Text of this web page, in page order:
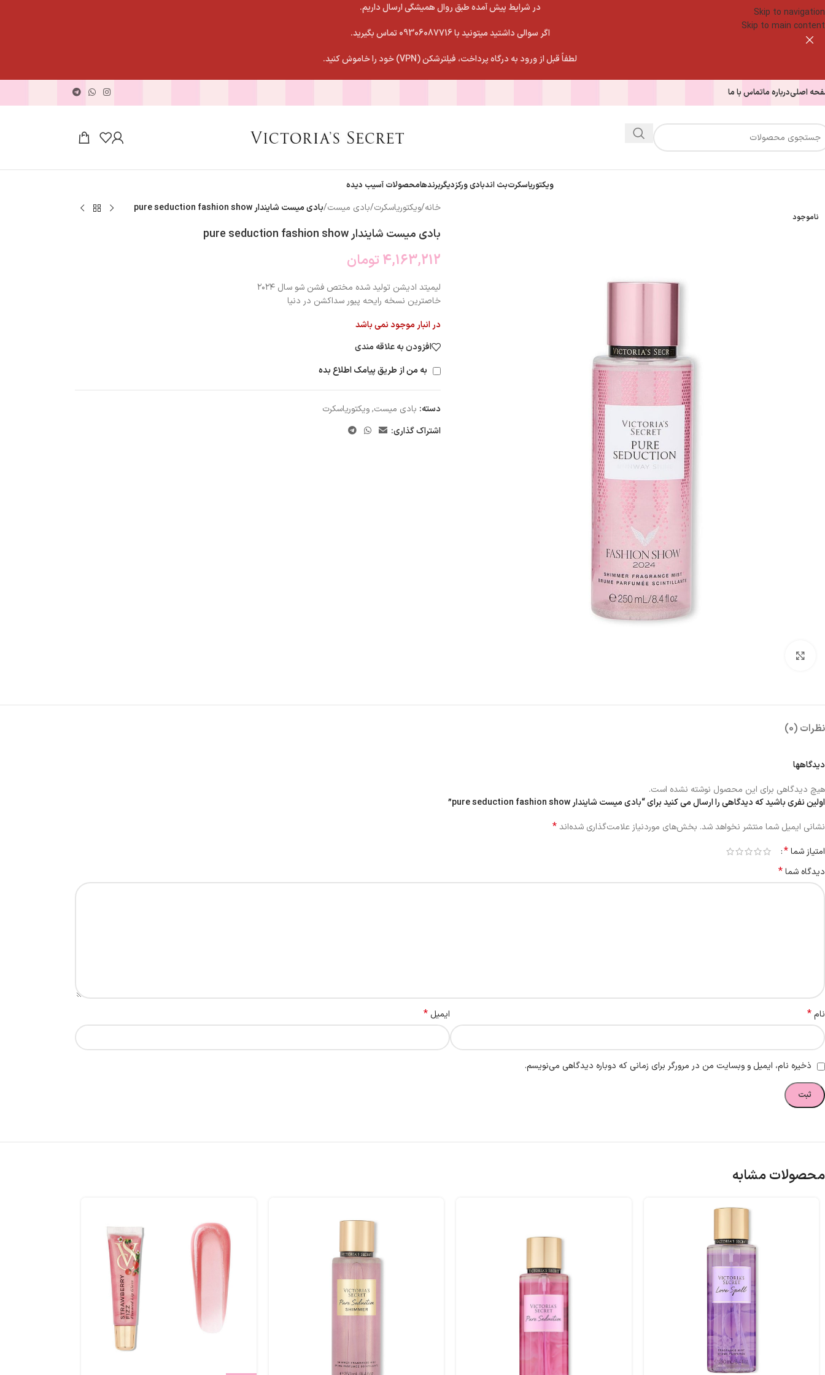
Skip to navigation
Skip to main content
در شرایط پیش آمده طبق روال همیشگی ارسال داریم.
اگر سوالی داشتید میتونید با 09306087716 تماس بگیرید.
لطفاً قبل از ورود به درگاه پرداخت، فیلترشکن (VPN) خود را خاموش کنید.
اصلیدرباره ماتماس با ما
ویکتوریاسکرتبث اندبادی ورکزدیگربرندهامحصولات آسیب دیده
ناموجود
خانه/ویکتوریاسکرت/بادی میست/بادی میست شایندار pure seduction fashion show
بادی میست شایندار pure seduction fashion show
4,163,212 تومان
لیمیتد ادیشن تولید شده مختص فشن شو سال ۲۰۲۴
خاصترین نسخه رایحه پیور سداکشن در دنیا
در انبار موجود نمی باشد
افزودن به علاقه مندی
به من از طریق پیامک اطلاع بده
دسته: بادی میست,ویکتوریاسکرت
اشتراک گذاری:
نظرات (0)
دیدگاهها
هیچ دیدگاهی برای این محصول نوشته نشده است.
اولین نفری باشید که دیدگاهی را ارسال می کنید برای “بادی میست شایندار pure seduction fashion show”
نشانی ایمیل شما منتشر نخواهد شد. بخش‌های موردنیاز علامت‌گذاری شده‌اند*
امتیاز شما*
دیدگاه شما*
نام* ایمیل *
ذخیره نام، ایمیل و وبسایت من در مرورگر برای زمانی که دوباره دیدگاهی می‌نویسم.
محصولات مشابه